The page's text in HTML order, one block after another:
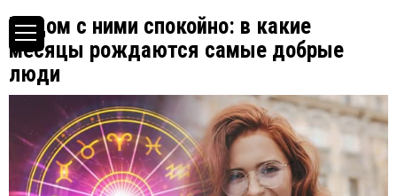
Рядом с ними спокойно: в какие
месяцы рождаются самые добрые
люди